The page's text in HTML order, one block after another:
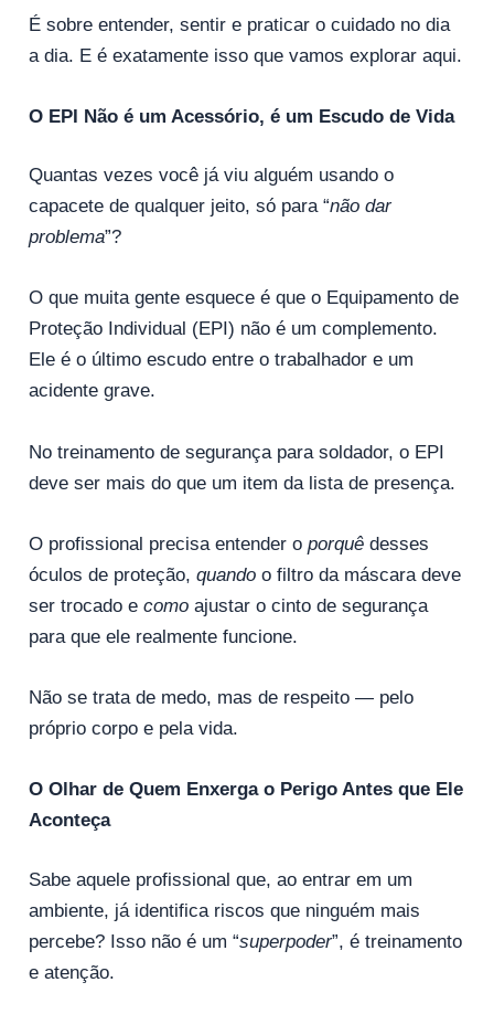
É sobre entender, sentir e praticar o cuidado no dia
a dia. E é exatamente isso que vamos explorar aqui.
O EPI Não é um Acessório, é um Escudo de Vida
Quantas vezes você já viu alguém usando o
capacete de qualquer jeito, só para “não dar
problema”?
O que muita gente esquece é que o Equipamento de
Proteção Individual (EPI) não é um complemento.
Ele é o último escudo entre o trabalhador e um
acidente grave.
No treinamento de segurança para soldador, o EPI
deve ser mais do que um item da lista de presença.
O profissional precisa entender oporquê desses
óculos de proteção,quando o filtro da máscara deve
ser trocado ecomo ajustar o cinto de segurança
para que ele realmente funcione.
Não se trata de medo, mas de respeito — pelo
próprio corpo e pela vida.
O Olhar de Quem Enxerga o Perigo Antes que Ele
Aconteça
Sabe aquele profissional que, ao entrar em um
ambiente, já identifica riscos que ninguém mais
percebe? Isso não é um “superpoder”, é treinamento
e atenção.